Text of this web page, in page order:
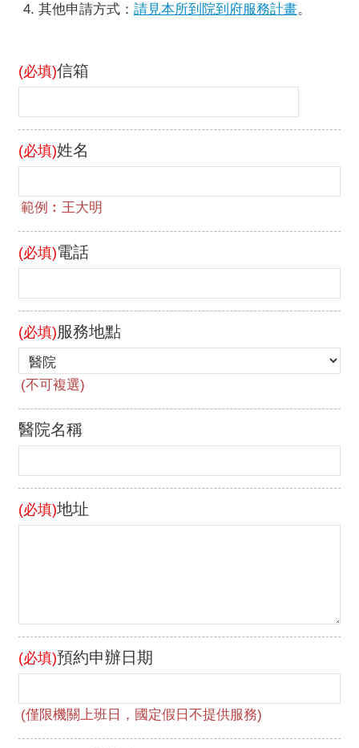
其他申請方式： 請見本所到院到府服務計畫。
(必填)信箱
(必填)姓名
(必填)電話
(必填)服務地點
醫院名稱
(必填)地址
(必填)預約申辦日期